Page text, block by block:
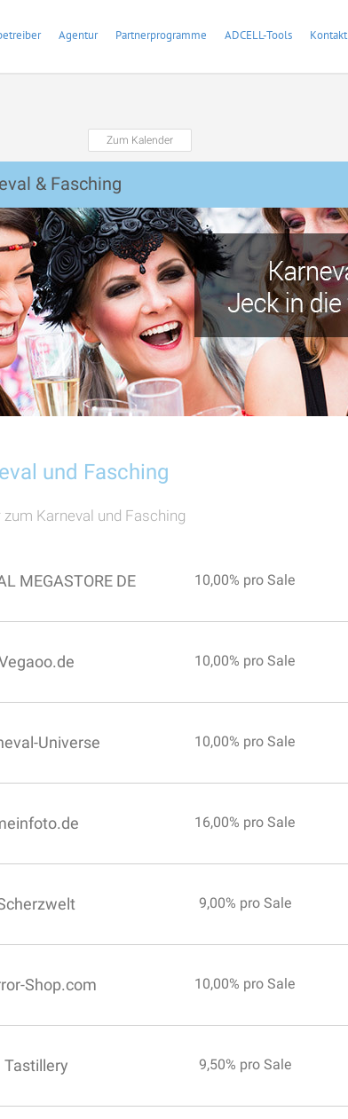
Agentur Partnerprogramme ADCELL-Tools Kontakt
Zum Kalender
& Fasching
und Fasching
Karneval und Fasching
MEGASTORE DE 10,00% pro Sale
10,00% pro Sale
Universe 10,00% pro Sale
16,00% pro Sale
9,00% pro Sale
Shop.com 10,00% pro Sale
Tastillery 9,50% pro Sale